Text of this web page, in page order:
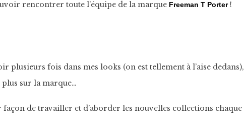
rencontrer toute l’équipe de la marque Freeman T Porter!
plusieurs fois dans mes looks (on est tellement à l’aise dedans),
plus sur la marque…
de travailler et d’aborder les nouvelles collections chaque